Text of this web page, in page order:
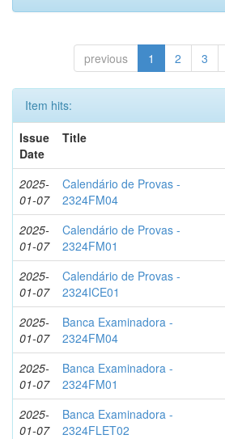
previous 1 2 3
Item hits:
Issue
Date
Title
2025-
01-07
Calendário de Provas -
2324FM04
2025-
01-07
Calendário de Provas -
2324FM01
2025-
01-07
Calendário de Provas -
2324ICE01
2025-
01-07
Banca Examinadora -
2324FM04
2025-
01-07
Banca Examinadora -
2324FM01
2025-
01-07
Banca Examinadora -
2324FLET02